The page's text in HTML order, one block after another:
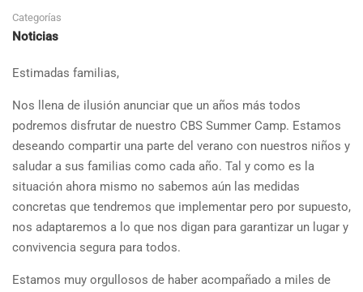
Categorías
Noticias
Estimadas familias,
Nos llena de ilusión anunciar que un años más todos
podremos disfrutar de nuestro CBS Summer Camp. Estamos
deseando compartir una parte del verano con nuestros niños y
saludar a sus familias como cada año. Tal y como es la
situación ahora mismo no sabemos aún las medidas
concretas que tendremos que implementar pero por supuesto,
nos adaptaremos a lo que nos digan para garantizar un lugar y
convivencia segura para todos.
Estamos muy orgullosos de haber acompañado a miles de